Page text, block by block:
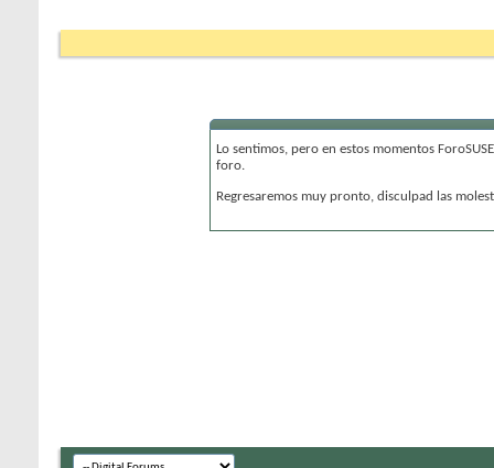
Lo sentimos, pero en estos momentos
foro.
Regresaremos muy pronto, disculpad las